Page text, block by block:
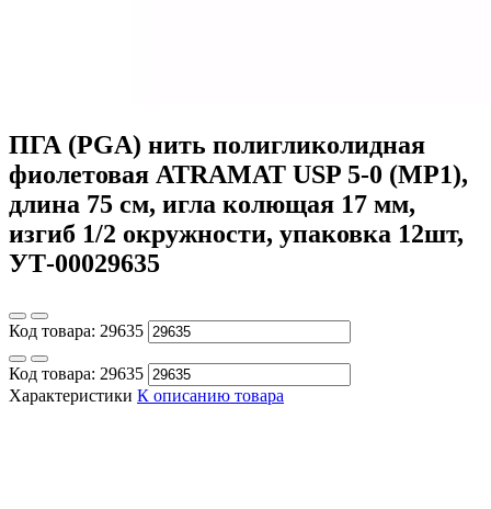
ПГА (PGA) нить полигликолидная
фиолетовая ATRAMAT USP 5-0 (МР1),
длина 75 см, игла колющая 17 мм,
изгиб 1/2 окружности, упаковка 12шт,
УТ-00029635
Код товара: 29635
Код товара: 29635
Характеристики К описанию товара